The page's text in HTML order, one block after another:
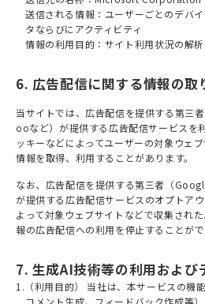
送信される情報：ユーザーごとのデバ
タならびにアクティビティ
情報の利用目的：サイト利用状況の解析
6. 広告配信に関する情報の取
当サイトでは、広告配信を提供する第三
ooなど）が提供する広告配信サービスを
ッキーなどによってユーザーの対象ウェ
情報を取得、利用することがあります。
なお、広告配信を提供する第三者（
が提供する広告配信サービスのオプトア
よって対象ウェブサイトなどで収集され
報の広告配信への利用を停止することがで
7. 生成AI技術等の利用および
1.（利用目的） 当社は、本サービスの機
コメント生成、フィードバック作成等